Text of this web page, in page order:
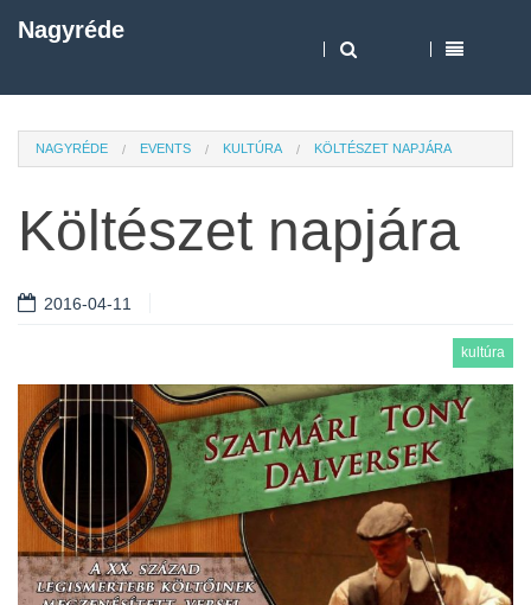
Nagyréde
NAGYRÉDE EVENTS KULTÚRA KÖLTÉSZET NAPJÁRA
Költészet napjára
2016-04-11
kultúra